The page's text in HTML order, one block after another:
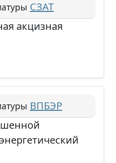
СЗАТ
акцизная
ВПБЭР